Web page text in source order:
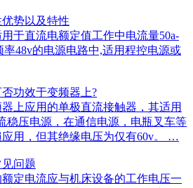
势以及特性
于直流电额定值工作中电流量50a-
率48v的电源电路中,适用程控电源或
功效于变频器上?
上应用的单极直流接触器，其适用
稳压电源，在通信电源，电瓶叉车等
用，但其绝缘电压为仅有60v。 …
问题
定电流应与机床设备的工作电压一